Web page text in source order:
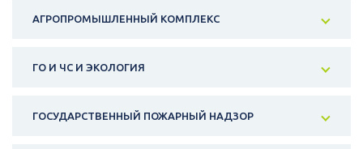
АГРОПРОМЫШЛЕННЫЙ КОМПЛЕКС
ГО И ЧС И ЭКОЛОГИЯ
ГОСУДАРСТВЕННЫЙ ПОЖАРНЫЙ НАДЗОР